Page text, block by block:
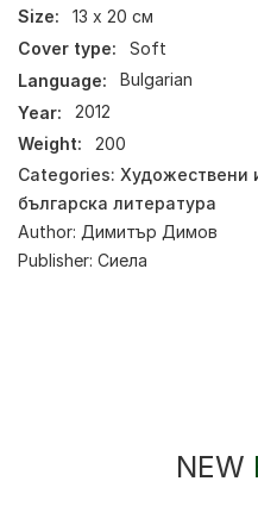
Size:
13 х 20 см
Cover type:
Soft
Language:
Bulgarian
Year:
2012
Weight:
200
Categories: Художествени
българска литература
Author: Димитър Димов
Publisher: Сиела
NEW